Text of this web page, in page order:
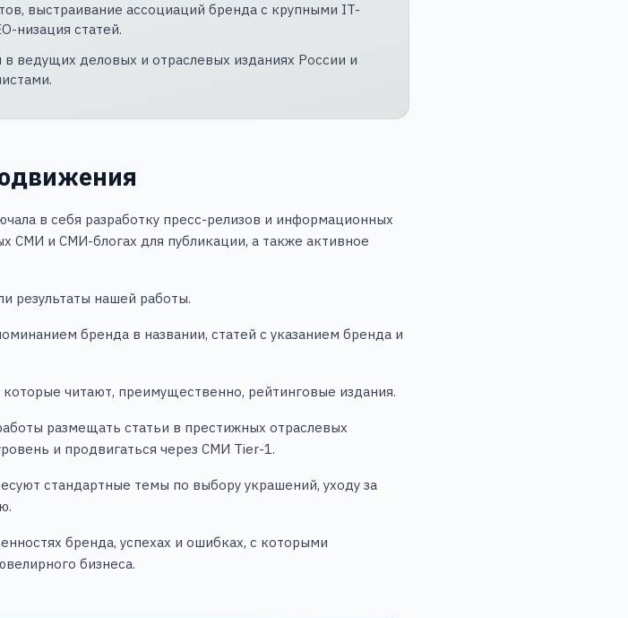
выстраивание ассоциаций бренда с крупными IT-
низация статей.
ведущих деловых и отраслевых изданиях России и
в себя разработку пресс-релизов и информационных
СМИ и СМИ-блогах для публикации, а также активное
результаты нашей работы.
бренда в названии, статей с указанием бренда и
читают, преимущественно, рейтинговые издания.
размещать статьи в престижных отраслевых
и продвигаться через СМИ Tier-1.
стандартные темы по выбору украшений, уходу за
бренда, успехах и ошибках, с которыми
бизнеса.